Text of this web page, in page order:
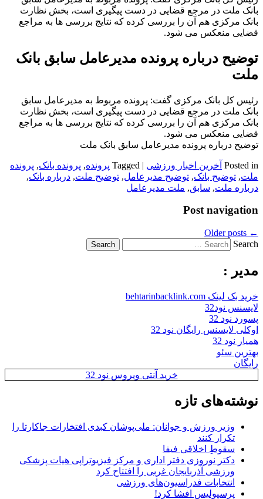
بانک ملت در مرجع قضایی در دست پیگیری است، بخش نظارت
بانک مرکزی هم آن را بررسی کرده که نتایج بررسی ها به مراجع
قضایی منعکس می شود.
توضیح درباره پرونده مدیرعامل سابق بانک
ملت
رئیس کل بانک مرکزی گفت: پرونده مربوط به مدیرعامل سابق
بانک ملت در مرجع قضایی در دست پیگیری است، بخش نظارت
بانک مرکزی هم آن را بررسی کرده که نتایج بررسی ها به مراجع
قضایی منعکس می شود.
توضیح درباره پرونده مدیرعامل سابق بانک ملت
Posted in آخرین اخبار ورزشی |
Tagged پرونده, پرونده بانک, پرونده
ملت, توضیح بانک, توضیح مدیرعامل, توضیح ملت, درباره بانک,
درباره ملت, سابق, ملت مدیرعامل
Post navigation
←
Search
مدیر :
خرید بک لینک behtarinbacklink.com
لایسنس نود32
پسورد نود 32
اوکلی لایسنس رایگان نود 32
همیار نود 32
بهترین سئو
رایگان
خرید آنتی ویروس نود 32
نوشته‌های تازه
وزیر ورزش و جوانان: ملی‌پوشان کبدی افتخارات جاکارتا را
تکرار کنند
سقوطِ اخلاقی فیفا
دکتر نوروزی دفتر اداری و مرکز فیزیوتراپی هیات پزشکی
ورزشی آذربایجان غربی را افتتاح کرد
انتخابات فدراسیون‌های ورزشی
پرسپولیس افشا کرد!